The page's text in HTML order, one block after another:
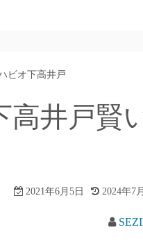
ビオ下高井戸
高井戸賢
2021年6月5日 2024年7